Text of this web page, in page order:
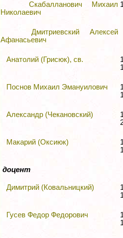
Скабалланович Михаил
Николаевич
Дмитриевский Алексей
Афанасьевич
Анатолий (Грисюк), св.
Поснов Михаил Эмануилович
Александр (Чекановский)
Макарий (Оксиюк)
доцент
Димитрий (Ковальницкий)
Гусев Федор Федорович